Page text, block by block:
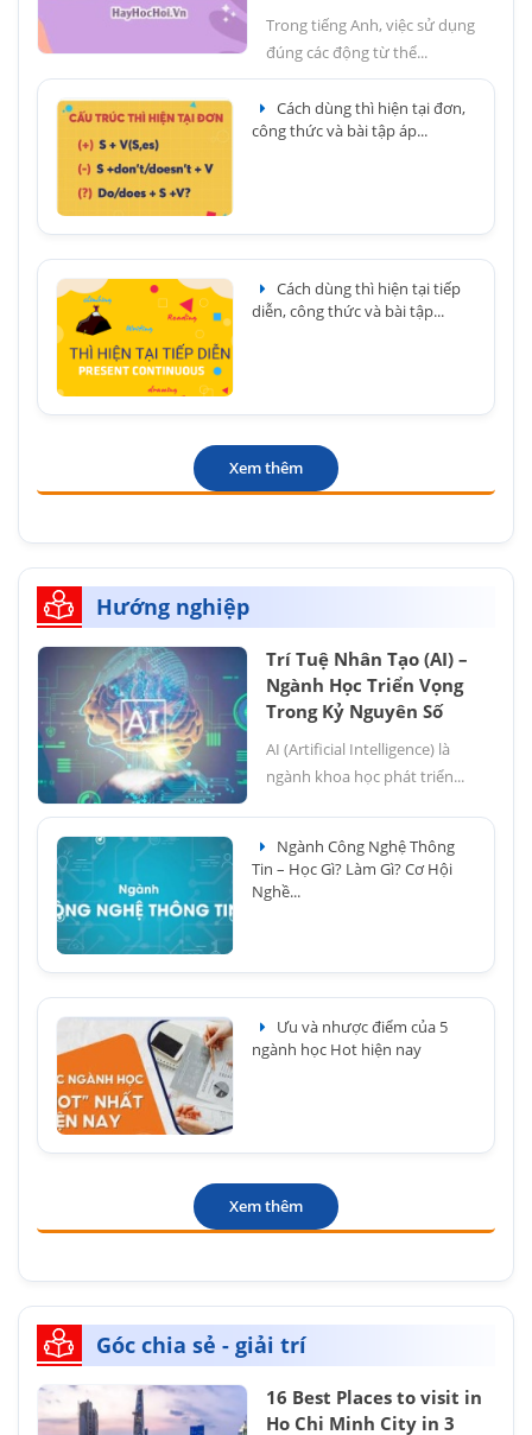
Trong tiếng Anh, việc sử dụng
đúng các động từ thể...
Cách dùng thì hiện tại đơn,
công thức và bài tập áp...
Cách dùng thì hiện tại tiếp
diễn, công thức và bài tập...
Xem thêm
Hướng nghiệp
Trí Tuệ Nhân Tạo (AI) –
Ngành Học Triển Vọng
Trong Kỷ Nguyên Số
AI (Artificial Intelligence) là
ngành khoa học phát triển...
Ngành Công Nghệ Thông
Tin – Học Gì? Làm Gì? Cơ Hội
Nghề...
Ưu và nhược điểm của 5
ngành học Hot hiện nay
Xem thêm
Góc chia sẻ - giải trí
16 Best Places to visit in
Ho Chi Minh City in 3